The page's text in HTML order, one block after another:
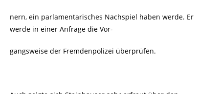
nern, ein parlamentarisches Nachspiel haben werde. Er
werde in einer Anfrage die Vor-
gangsweise der Fremdenpolizei überprüfen.